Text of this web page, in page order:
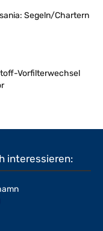
Segeln/Chartern
Vorfilterwechsel
interessieren: